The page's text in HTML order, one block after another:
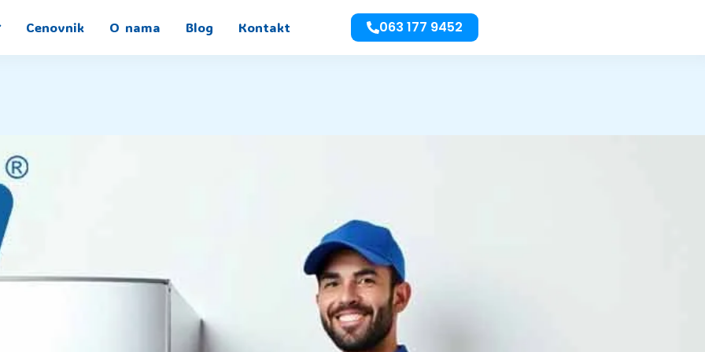
Cenovnik O nama Blog Kontakt 063 177 9452